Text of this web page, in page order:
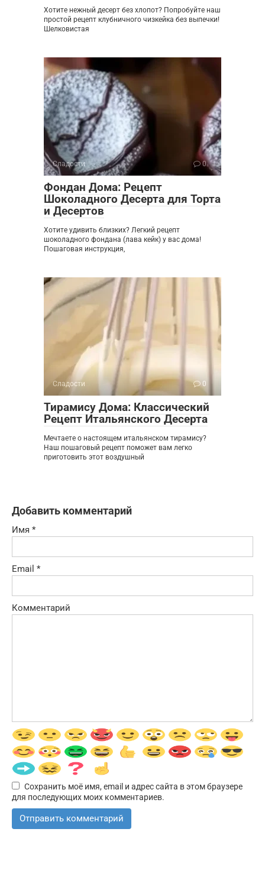
Хотите нежный десерт без хлопот? Попробуйте наш
простой рецепт клубничного чизкейка без выпечки!
Шелковистая
Сладости 0
Фондан Дома: Рецепт
Шоколадного Десерта для Торта
и Десертов
Хотите удивить близких? Легкий рецепт
шоколадного фондана (лава кейк) у вас дома!
Пошаговая инструкция,
Сладости 0
Тирамису Дома: Классический
Рецепт Итальянского Десерта
Мечтаете о настоящем итальянском тирамису?
Наш пошаговый рецепт поможет вам легко
приготовить этот воздушный
Добавить комментарий
Имя *
Email *
Комментарий
Сохранить моё имя, email и адрес сайта в этом браузере
для последующих моих комментариев.